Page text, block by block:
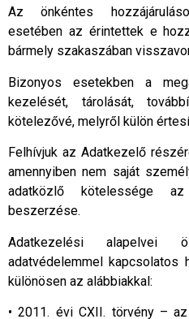
Az önkéntes
esetében az érintettek e
bármely szakaszában
Bizonyos esetekben a
kezelését, tárolását,
kötelezővé, melyről külön
Felhívjuk az Adatkezelő
amennyiben nem saját
adatközlő kötelessége az
beszerzése.
Adatkezelési alapelvei
adatvédelemmel kapcsolatos
különösen az alábbiakkal:
• 2011. évi CXII. törvény –